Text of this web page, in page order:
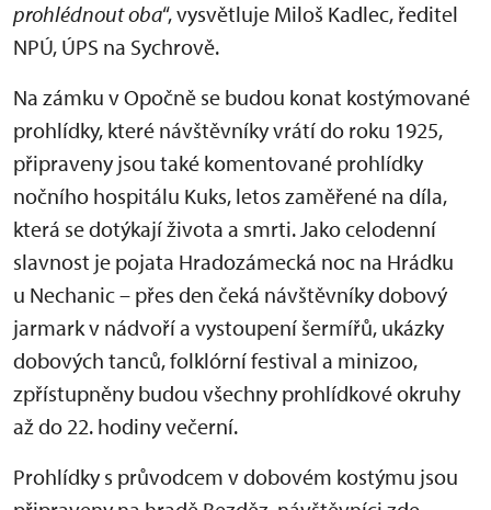
prohlédnout oba“, vysvětluje Miloš Kadlec, ředitel
NPÚ, ÚPS na Sychrově.
Na zámku v Opočně se budou konat kostýmované
prohlídky, které návštěvníky vrátí do roku 1925,
připraveny jsou také komentované prohlídky
nočního hospitálu Kuks, letos zaměřené na díla,
která se dotýkají života a smrti. Jako celodenní
slavnost je pojata Hradozámecká noc na Hrádku
u Nechanic – přes den čeká návštěvníky dobový
jarmark v nádvoří a vystoupení šermířů, ukázky
dobových tanců, folklórní festival a minizoo,
zpřístupněny budou všechny prohlídkové okruhy
až do 22. hodiny večerní.
Prohlídky s průvodcem v dobovém kostýmu jsou